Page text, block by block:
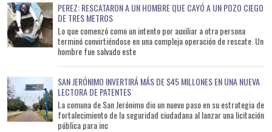
PEREZ: RESCATARON A UN HOMBRE QUE CAYÓ A UN POZO CIEGO
DE TRES METROS
Lo que comenzó como un intento por auxiliar a otra persona
terminó convirtiéndose en una compleja operación de rescate. Un
hombre fue salvado este
SAN JERÓNIMO INVERTIRÁ MÁS DE $45 MILLONES EN UNA NUEVA
LECTORA DE PATENTES
La comuna de San Jerónimo dio un nuevo paso en su estrategia de
fortalecimiento de la seguridad ciudadana al lanzar una licitación
pública para inc